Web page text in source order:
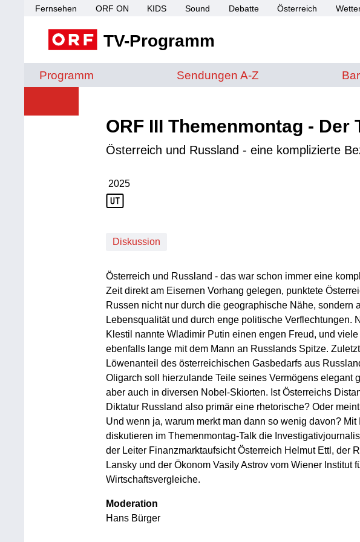
Fernsehen ORF ON KIDS Sound Debatte Österreich
TV-Programm
Programm Sendungen von A bis Z
Sendungen A-Z
ORF III Themenmontag - Der
Österreich und Russland - eine komplizierte
Produktionsjahr: 2025
2025
Diskussion
Österreich und Russland - das war schon immer eine
Zeit direkt am Eisernen Vorhang gelegen, punktete
Russen nicht nur durch die geographische Nähe, sondern
Lebensqualität und durch enge politische Verflechtungen.
Klestil nannte Wladimir Putin einen engen Freud, und
ebenfalls lange mit dem Mann an Russlands Spitze.
Löwenanteil des österreichischen Gasbedarfs aus
Oligarch soll hierzulande Teile seines Vermögens elegant
aber auch in diversen Nobel-Skiorten. Ist Österreichs
Diktatur Russland also primär eine rhetorische? Oder
Und wenn ja, warum merkt man dann so wenig davon?
diskutieren im Themenmontag-Talk die
der Leiter Finanzmarktaufsicht Österreich Helmut Ettl, der
Lansky und der Ökonom Vasily Astrov vom Wiener Institut
Wirtschaftsvergleiche.
Moderation
Hans Bürger